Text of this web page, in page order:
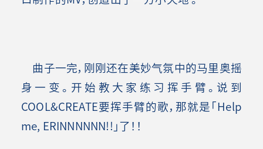
曲子一完，刚刚还在美妙气氛中的马里奥摇
身一变。开始教大家练习挥手臂。说到
COOL&CREATE要挥手臂的歌，那就是「Help
me, ERINNNNNN!!」了！！